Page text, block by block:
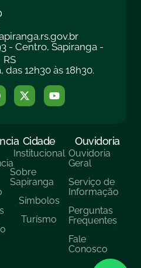
- Centro, Sapiranga -
RS
12h30 às 18h30.
Cidade
Institucional
Sobre
Sapiranga
Símbolos
Turísmo
Ouvidoria
Ouvidoria
Geral
Serviço de
Informação
Perguntas
Frequentes
Fale
Conosco